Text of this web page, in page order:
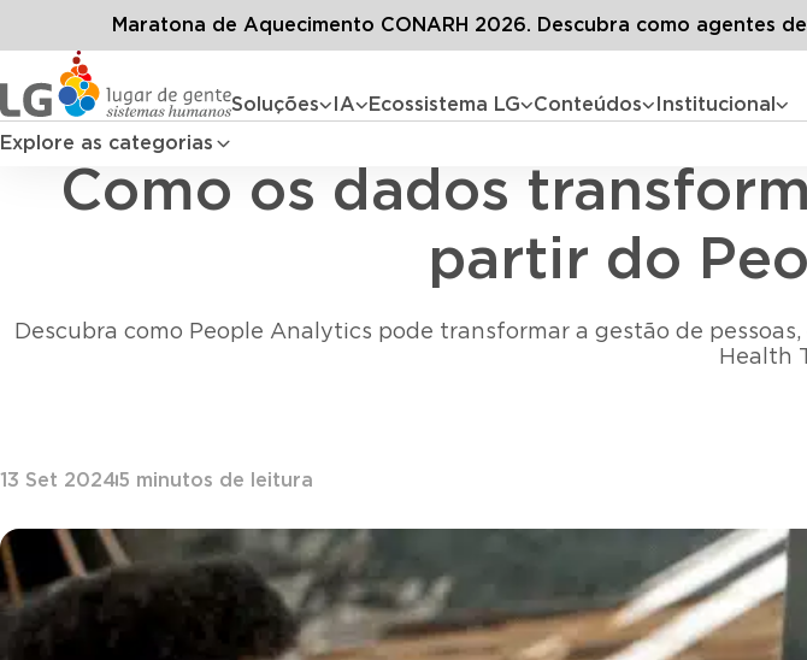
Soluções IA Ecossistema LG Conteúdos Institucional
Explore as categorias
Maratona de Aquecimento CONARH 2026. Descubra como agentes
Como os dados
Como os dados
partir do
Descubra como People Analytics pode transformar a gestão de
Health
13 Set 20245 minutos de leitura